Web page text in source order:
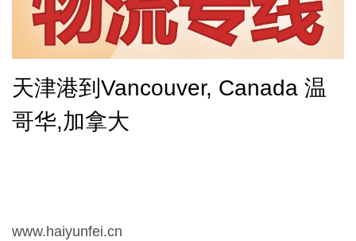
天津港到Vancouver, Canada 温
哥华,加拿大
www.haiyunfei.cn